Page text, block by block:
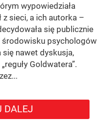
wypowiedziała
z sieci, a ich autorka –
się publicznie
środowisku psychologów
nawet dyskusja,
Goldwatera”.
DALEJ